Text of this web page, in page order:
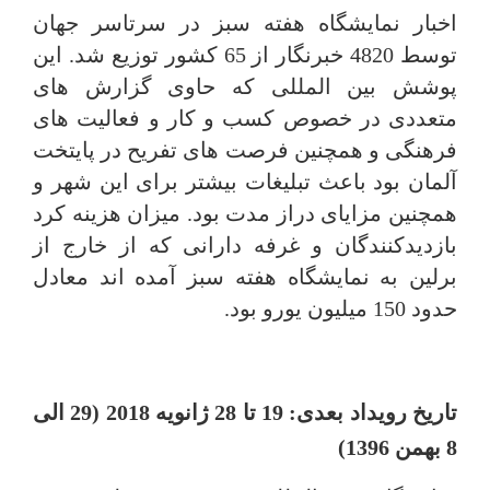
اخبار نمایشگاه هفته سبز در سرتاسر جهان
توسط 4820 خبرنگار از 65 کشور توزیع شد. این
پوشش بین المللی که حاوی گزارش های
متعددی در خصوص کسب و کار و فعالیت های
فرهنگی و همچنین فرصت های تفریح در پایتخت
آلمان بود باعث تبلیغات بیشتر برای این شهر و
همچنین مزایای دراز مدت بود. میزان هزینه کرد
بازدیدکنندگان و غرفه دارانی که از خارج از
برلین به نمایشگاه هفته سبز آمده اند معادل
حدود 150 میلیون یورو بود.
تاریخ رویداد بعدی: 19 تا 28 ژانویه 2018 (29 الی
8 بهمن 1396)